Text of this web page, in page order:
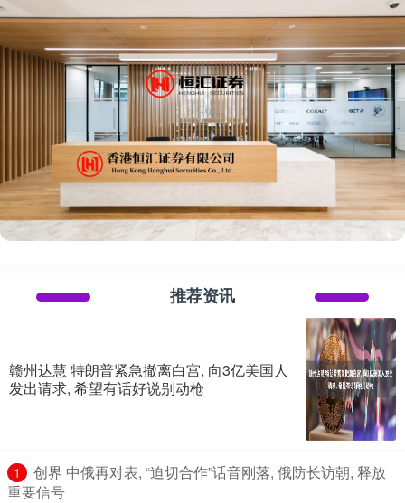
推荐资讯
赣州达慧 特朗普紧急撤离白宫, 向3亿美国人
发出请求, 希望有话好说别动枪
1
​创界 中俄再对表, “迫切合作”话音刚落, 俄防长访朝, 释放
重要信号